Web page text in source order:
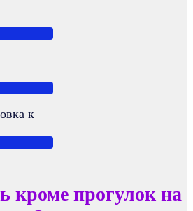
к
кроме прогулок на